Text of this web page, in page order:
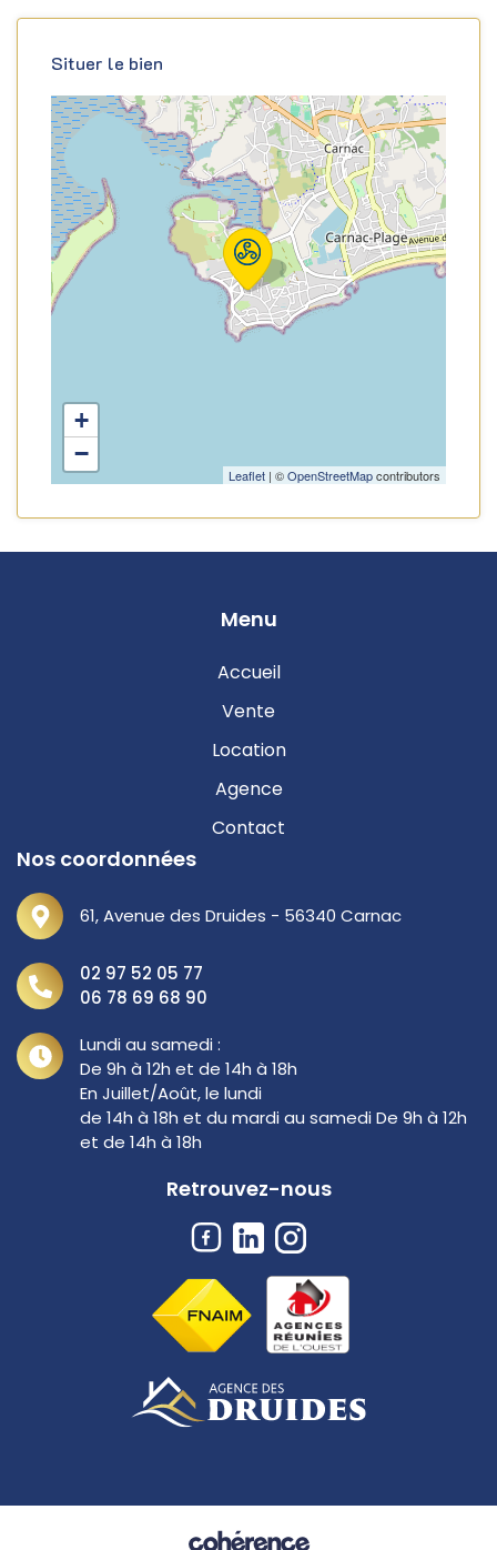
Situer le bien
+
−
Leaflet | ©OpenStreetMapcontributors
Menu
Accueil
Vente
Location
Agence
Contact
Nos coordonnées
61, Avenue des Druides - 56340 Carnac
02 97 52 05 77
06 78 69 68 90
Lundi au samedi :
De 9h à 12h et de 14h à 18h
En Juillet/Août, le lundi
de 14h à 18h et du mardi au samedi De 9h à 12h
et de 14h à 18h
Retrouvez-nous